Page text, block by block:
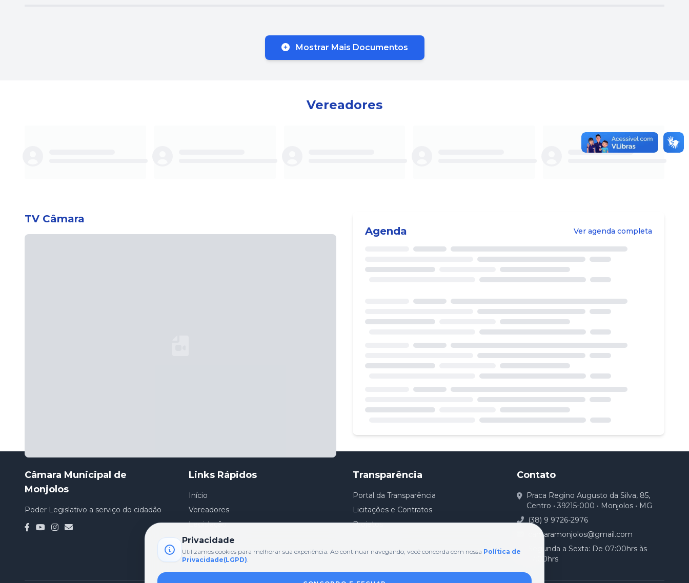
Mostrar Mais Documentos
Vereadores
Loading...
TV Câmara
Acesse nosso canal no YouTube
Agenda Ver agenda completa
Loading...
Câmara Municipal de
Monjolos
Poder Legislativo a serviço do cidadão
Links Rápidos
Início
Vereadores
Legislação
Transparência
Portal da Transparência
Licitações e Contratos
Projetos
Contato
Praca Regino Augusto da Silva, 85,
Centro • 39215-000 • Monjolos • MG
(38) 9 9726-2976
camaramonjolos@gmail.com
Segunda a Sexta: De 07:00hrs às
17:00hrs
Privacidade
Utilizamos cookies para melhorar sua experiência. Ao continuar navegando, você concorda com nossa Política de
Privacidade(LGPD).